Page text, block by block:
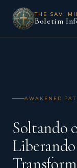
THE SAVI
Boletim
AWAKENED
Soltando
Liberando